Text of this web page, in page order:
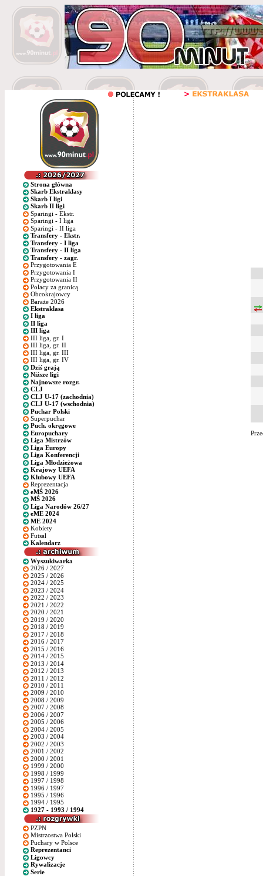
Strona główna
Skarb Ekstraklasy
Skarb I ligi
Skarb II ligi
Sparingi - Ekstr.
Sparingi - I liga
Sparingi - II liga
Transfery - Ekstr.
Transfery - I liga
Transfery - II liga
Transfery - zagr.
Przygotowania E
Przygotowania I
Przygotowania II
Polacy za granicą
Obcokrajowcy
Baraże 2026
Ekstraklasa
I liga
II liga
III liga
III liga, gr. I
III liga, gr. II
III liga, gr. III
III liga, gr. IV
Dziś grają
Niższe ligi
Najnowsze rozgr.
CLJ
CLJ U-17 (zachodnia)
CLJ U-17 (wschodnia)
Puchar Polski
Superpuchar
Puch. okręgowe
Europuchary
Liga Mistrzów
Liga Europy
Liga Konferencji
Liga Młodzieżowa
Krajowy UEFA
Klubowy UEFA
Reprezentacja
eMŚ 2026
MŚ 2026
Liga Narodów 26/27
eME 2024
ME 2024
Kobiety
Futsal
Kalendarz
Wyszukiwarka
2026 / 2027
2025 / 2026
2024 / 2025
2023 / 2024
2022 / 2023
2021 / 2022
2020 / 2021
2019 / 2020
2018 / 2019
2017 / 2018
2016 / 2017
2015 / 2016
2014 / 2015
2013 / 2014
2012 / 2013
2011 / 2012
2010 / 2011
2009 / 2010
2008 / 2009
2007 / 2008
2006 / 2007
2005 / 2006
2004 / 2005
2003 / 2004
2002 / 2003
2001 / 2002
2000 / 2001
1999 / 2000
1998 / 1999
1997 / 1998
1996 / 1997
1995 / 1996
1994 / 1995
1927 - 1993 / 1994
PZPN
Mistrzostwa Polski
Puchary w Polsce
Reprezentanci
Ligowcy
Rywalizacje
Serie